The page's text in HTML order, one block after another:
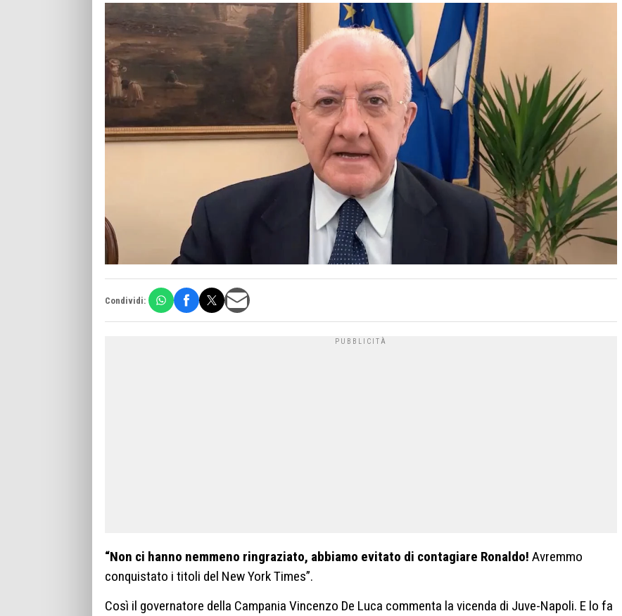
Condividi:
“Non ci hanno nemmeno ringraziato, abbiamo evitato di contagiare Ronaldo! Avremmo
conquistato i titoli del New York Times”.
Così il governatore della Campania Vincenzo De Luca commenta la vicenda di Juve-Napoli. E lo fa